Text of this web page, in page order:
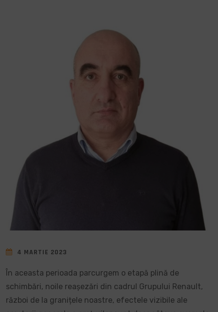
4 MARTIE 2023
În aceasta perioada parcurgem o etapă plină de
schimbări, noile reașezări din cadrul Grupului Renault,
război de la granițele noastre, efectele vizibile ale